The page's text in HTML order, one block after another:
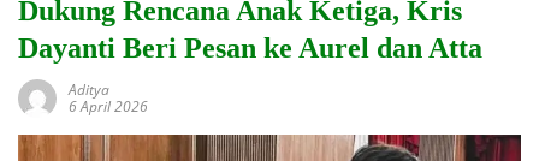
Dukung Rencana Anak Ketiga, Kris
Dayanti Beri Pesan ke Aurel dan Atta
Aditya
6 April 2026